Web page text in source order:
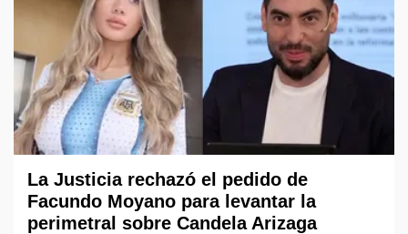
La Justicia rechazó el pedido de
Facundo Moyano para levantar la
perimetral sobre Candela Arizaga